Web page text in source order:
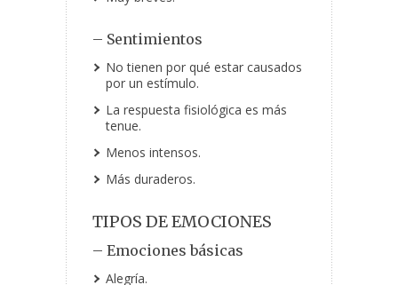
– Sentimientos
No tienen por qué estar causados
por un estímulo.
La respuesta fisiológica es más
tenue.
Menos intensos.
Más duraderos.
TIPOS DE EMOCIONES
– Emociones básicas
Alegría.